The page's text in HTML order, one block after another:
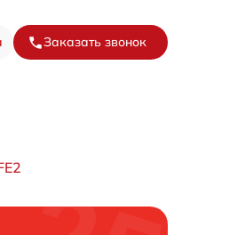
Заказать звонок